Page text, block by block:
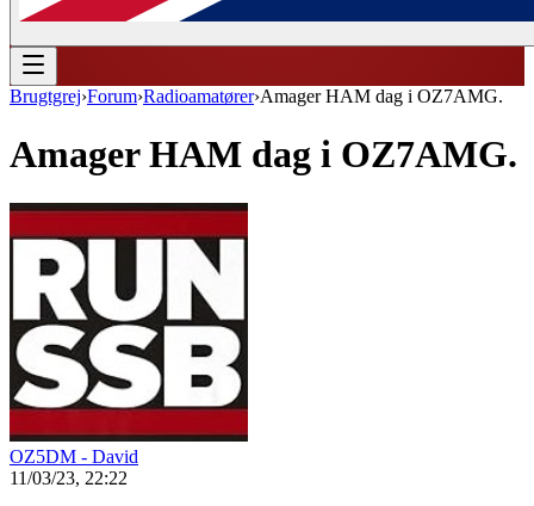
Brugtgrej›Forum›Radioamatører›Amager HAM dag i OZ7AMG.
Amager HAM dag i OZ7AMG.
OZ5DM - David
11/03/23, 22:22